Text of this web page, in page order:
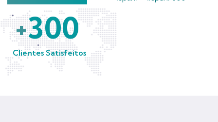
+300
Clientes Satisfeitos